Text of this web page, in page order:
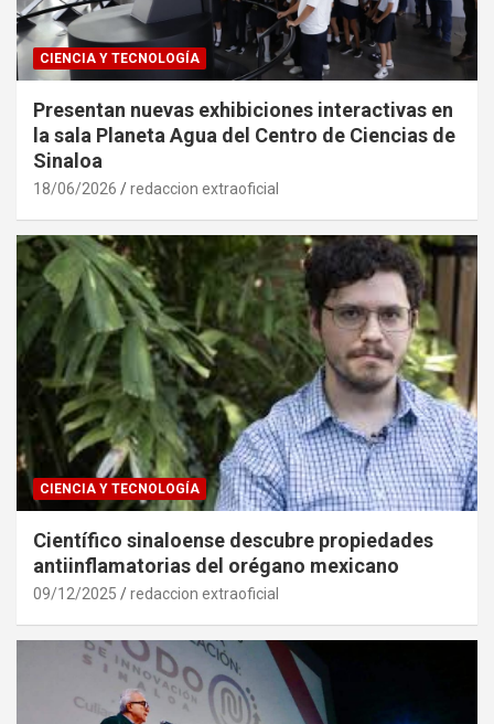
CIENCIA Y TECNOLOGÍA
Presentan nuevas exhibiciones interactivas en
la sala Planeta Agua del Centro de Ciencias de
Sinaloa
18/06/2026 redaccion extraoficial
CIENCIA Y TECNOLOGÍA
Científico sinaloense descubre propiedades
antiinflamatorias del orégano mexicano
09/12/2025 redaccion extraoficial